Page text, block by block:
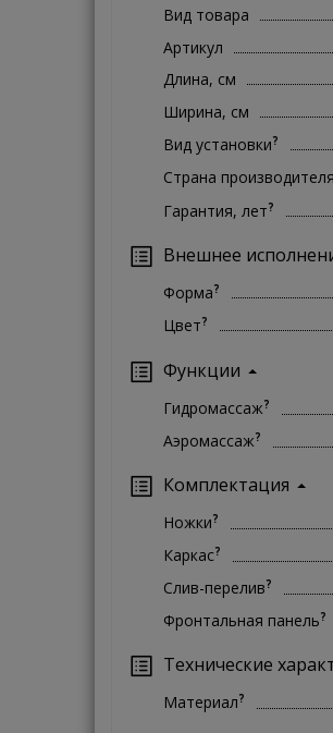
Вид товара
Артикул
Длина, см
Ширина, см
Вид установки?
Страна производителя
Гарантия, лет?
Внешнее
Форма?
Цвет?
Функции
Гидромассаж?
Аэромассаж?
Комплектация
Ножки?
Каркас?
Слив-перелив?
Фронтальная панель?
Технические
Материал?